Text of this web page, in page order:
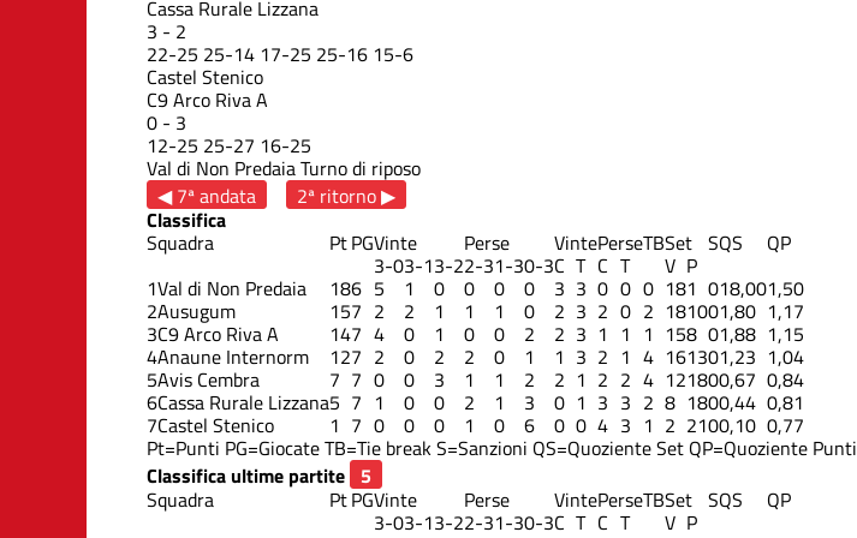
Cassa Rurale Lizzana
3 - 2
22-25 25-14 17-25 25-16 15-6
Castel Stenico
C9 Arco Riva A
0 - 3
12-25 25-27 16-25
Val di Non PredaiaTurno di riposo
◀ 7ª andata
2ª ritorno ▶
Classifica
Squadra PtPGVinte Perse VintePerseTBSet SQS QP
3-03-13-22-31-30-3C T C T V P
1Val di Non Predaia 186 5 1 0 0 0 0 3 3 0 0 0 181 018,001,50
2Ausugum 157 2 2 1 1 1 0 2 3 2 0 2 181001,80 1,17
3C9 Arco Riva A 147 4 0 1 0 0 2 2 3 1 1 1 158 01,88 1,15
4Anaune Internorm 127 2 0 2 2 0 1 1 3 2 1 4 161301,23 1,04
5Avis Cembra 7 7 0 0 3 1 1 2 2 1 2 2 4 121800,67 0,84
6Cassa Rurale Lizzana5 7 1 0 0 2 1 3 0 1 3 3 2 8 1800,44 0,81
7Castel Stenico 1 7 0 0 0 1 0 6 0 0 4 3 1 2 2100,10 0,77
Pt=Punti PG=GiocateTB=Tie breakS=Sanzioni QS=Quoziente Set QP=Quoziente Punti
Classifica ultime partite
Squadra
PtPGVinte Perse VintePerseTBSet SQS QP
3-03-13-22-31-30-3C T C T V P